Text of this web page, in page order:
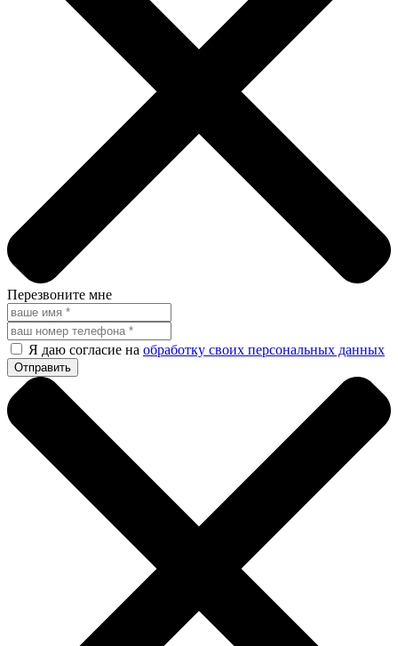
Перезвоните мне
Я даю согласие на обработку своих персональных данных